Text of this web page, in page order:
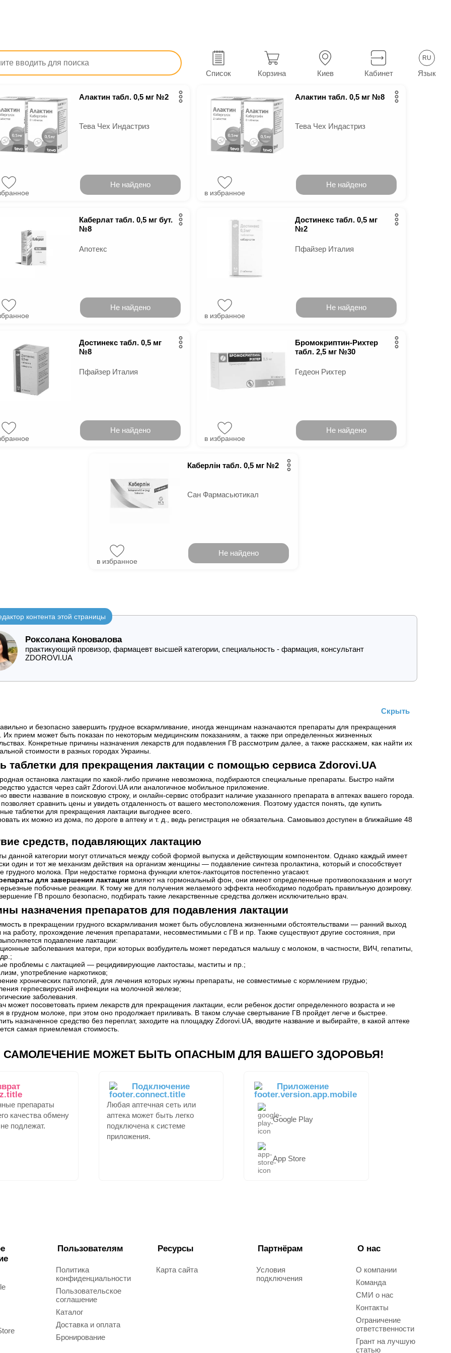
Список Корзина Киев Кабинет
RU
Язык
Лекарства Гинекологические Подавляющие лактацию в г.Киев
подавляющие лактацию
Алактин табл. 0,5 мг №2
Тева Чех Индастриз
Не найдено
Алактин табл. 0,5 мг №8
Тева Чех Индастриз
в избранное
Не найдено
Каберлат табл. 0,5 мг бут.
№8
Апотекс
Не найдено
Достинекс табл. 0,5 мг
№2
Пфайзер Италия
в избранное
Не найдено
Достинекс табл. 0,5 мг
№8
Пфайзер Италия
Не найдено
Бромокриптин-Рихтер
табл. 2,5 мг №30
Гедеон Рихтер
в избранное
Не найдено
Каберлін табл. 0,5 мг №2
Сан Фармасьютикал
в избранное
Не найдено
контента этой страницы
Роксолана Коновалова
практикующий провизор, фармацевт высшей категории, специальность - фармация, консультант
ZDOROVI.UA
и безопасно завершить грудное вскармливание, иногда женщинам назначаются препараты для прекращения
Их прием может быть показан по некоторым медицинским показаниям, а также при определенных жизненных
Конкретные причины назначения лекарств для подавления ГВ рассмотрим далее, а также расскажем, как найти их
стоимости в разных городах Украины.
таблетки для прекращения лактации с помощью сервиса Zdorovi.UA
остановка лактации по какой-либо причине невозможна, подбираются специальные препараты. Быстро найти
удастся через сайт Zdorovi.UA или аналогичное мобильное приложение.
ввести название в поисковую строку, и онлайн-сервис отобразит наличие указанного препарата в аптеках вашего города.
сравнить цены и увидеть отдаленность от вашего местоположения. Поэтому удастся понять, где купить
таблетки для прекращения лактации выгоднее всего.
их можно из дома, по дороге в аптеку и т. д., ведь регистрация не обязательна. Самовывоз доступен в ближайшие 48
средств, подавляющих лактацию
данной категории могут отличаться между собой формой выпуска и действующим компонентом. Однако каждый имеет
один и тот же механизм действия на организм женщины — подавление синтеза пролактина, который и способствует
грудного молока. При недостатке гормона функции клеток-лактоцитов постепенно угасают.
для завершения лактации влияют на гормональный фон, они имеют определенные противопоказания и могут
побочные реакции. К тому же для получения желаемого эффекта необходимо подобрать правильную дозировку.
ГВ прошло безопасно, подбирать такие лекарственные средства должен исключительно врач.
назначения препаратов для подавления лактации
в прекращении грудного вскармливания может быть обусловлена жизненными обстоятельствами — ранний выход
работу, прохождение лечения препаратами, несовместимыми с ГВ и пр. Также существуют другие состояния, при
подавление лактации:
заболевания матери, при которых возбудитель может передаться малышу с молоком, в частности, ВИЧ, гепатиты,
проблемы с лактацией — рецидивирующие лактостазы, маститы и пр.;
употребление наркотиков;
хронических патологий, для лечения которых нужны препараты, не совместимые с кормлением грудью;
герпесвирусной инфекции на молочной железе;
заболевания.
может посоветовать прием лекарств для прекращения лактации, если ребенок достиг определенного возраста и не
в грудном молоке, при этом оно продолжает приливать. В таком случае свертывание ГВ пройдет легче и быстрее.
назначенное средство без переплат, заходите на площадку Zdorovi.UA, вводите название и выбирайте, в какой аптеке
самая приемлемая стоимость.
Скрыть
САМОЛЕЧЕНИЕ МОЖЕТ БЫТЬ ОПАСНЫМ ДЛЯ ВАШЕГО ЗДОРОВЬЯ!
препараты
качества обмену
подлежат.
Подключение
Любая аптечная сеть или
аптека может быть легко
подключена к системе
приложения.
Приложение
Google Play
App Store
Пользователям
Политика
конфиденциальности
Пользовательское
соглашение
Каталог
Доставка и оплата
Бронирование
Ресурсы
Карта сайта
Партнёрам
Условия
подключения
О нас
О компании
Команда
СМИ о нас
Контакты
Ограничение
ответственности
Грант на лучшую
статью